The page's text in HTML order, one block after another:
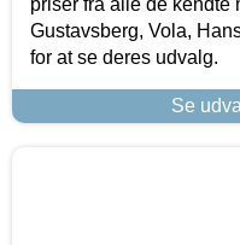
Gustavsberg, Vola,
for at se deres udvalg.
Se